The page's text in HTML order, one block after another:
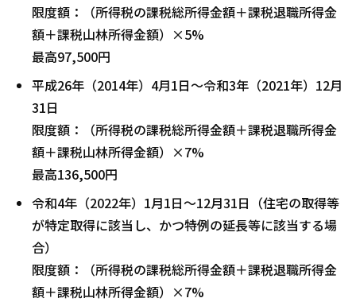
限度額：（所得税の課税総所得金額＋課税退職所得金
額＋課税山林所得金額）×5%
最高97,500円
平成26年（2014年）4月1日～令和3年（2021年）12月
31日
限度額：（所得税の課税総所得金額＋課税退職所得金
額＋課税山林所得金額）×7%
最高136,500円
令和4年（2022年）1月1日～12月31日（住宅の取得等
が特定取得に該当し、かつ特例の延長等に該当する場
合）
限度額：（所得税の課税総所得金額＋課税退職所得金
額＋課税山林所得金額）×7%